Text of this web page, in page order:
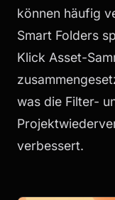
können häufig
Smart Folders
Klick Asset-
was die Filter-
verbessert.